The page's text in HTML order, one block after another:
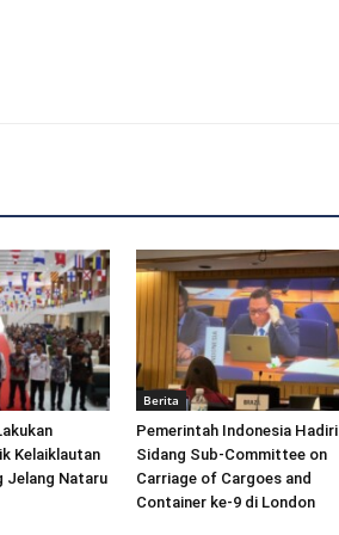
Kelaiklautan
Jelang Nataru
Berita
Pemerintah Indonesia Hadiri
Sidang Sub-Committee on
Carriage of Cargoes and
Container ke-9 di London